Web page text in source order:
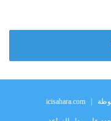
icisahara.com